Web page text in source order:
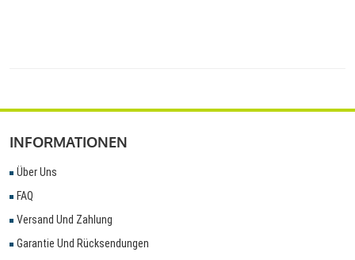
INFORMATIONEN
Über Uns
FAQ
Versand Und Zahlung
Garantie Und Rücksendungen